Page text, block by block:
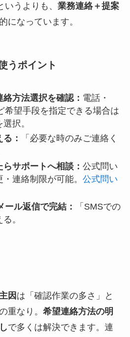
いうよりも、 業務連絡＋提案
になっています。
うポイント
方法選択を確認： 電話・
希望手段を指定できる場合は
択。
：
「必要な時のみご連絡く
サポートへ相談： 公式問い
連絡制限が可能。 公式問い
ル返信で完結：
「SMSでの
。
因 は「確認作業の多さ」と
重なり。 希望連絡方法の明
で多くは解決できます。連